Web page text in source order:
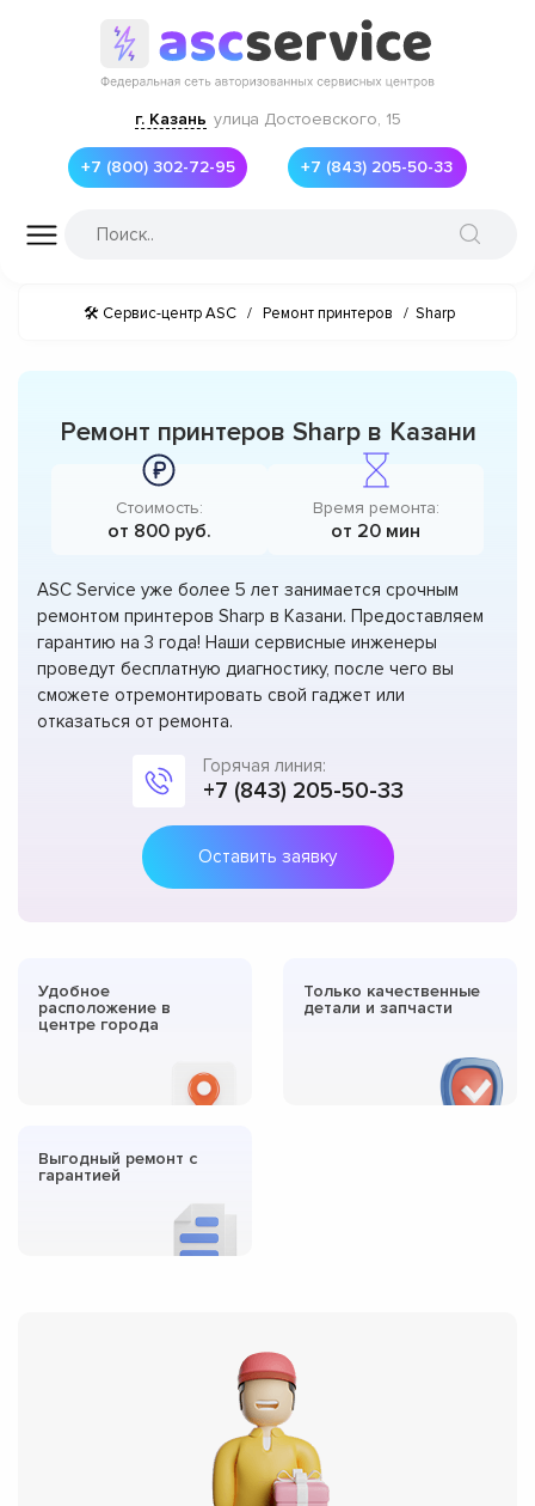
г. Казань улица Достоевского, 15
+7 (800) 302-72-95 +7 (843) 205-50-33
🛠 Сервис-центр ASC / Ремонт принтеров / Sharp
Ремонт принтеров Sharp в Казани
Стоимость:
от 800 руб.
Время ремонта:
от 20 мин
ASC Service уже более 5 лет занимается срочным
ремонтом принтеров Sharp в Казани. Предоставляем
гарантию на 3 года! Наши сервисные инженеры
проведут бесплатную диагностику, после чего вы
сможете отремонтировать свой гаджет или
отказаться от ремонта.
Горячая линия:
+7 (843) 205-50-33
Оставить заявку
Удобное
расположение в
центре города
Только качественные
детали и запчасти
Выгодный ремонт с
гарантией